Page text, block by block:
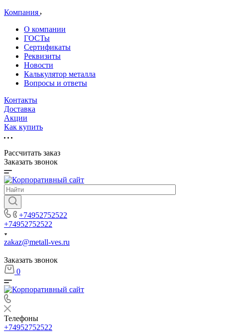
Компания
О компании
ГОСТы
Сертификаты
Реквизиты
Новости
Калькулятор металла
Вопросы и ответы
Контакты
Доставка
Акции
Как купить
Рассчитать заказ
Заказать звонок
+74952752522
+74952752522
zakaz@metall-ves.ru
Заказать звонок
0
Телефоны
+74952752522